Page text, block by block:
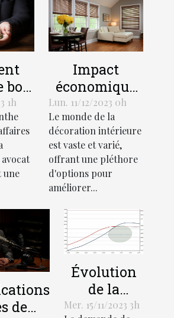
bon
1h
une
Impact
économique
de l'industrie
des stores
décoratifs
Lun. 11/12/2023 0h
Le monde de la
décoration intérieure
est vaste et varié,
offrant une pléthore
d'options pour
améliorer...
de
Évolution
de la
demande
Mer. 15/11/2023 3h